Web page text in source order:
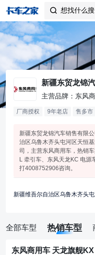
 想找什么
新疆东贸龙锦
主营品牌：东风
厂商授权 9年老店 售多市
新疆东贸龙锦汽车销售有限
治区乌鲁木齐头屯河区天恒
司，主营东风商用车，热销
L 牵引车、东风天龙KC 电
打4008752906咨询。
全部车型 热销车型
东风商用车 天龙旗舰KX